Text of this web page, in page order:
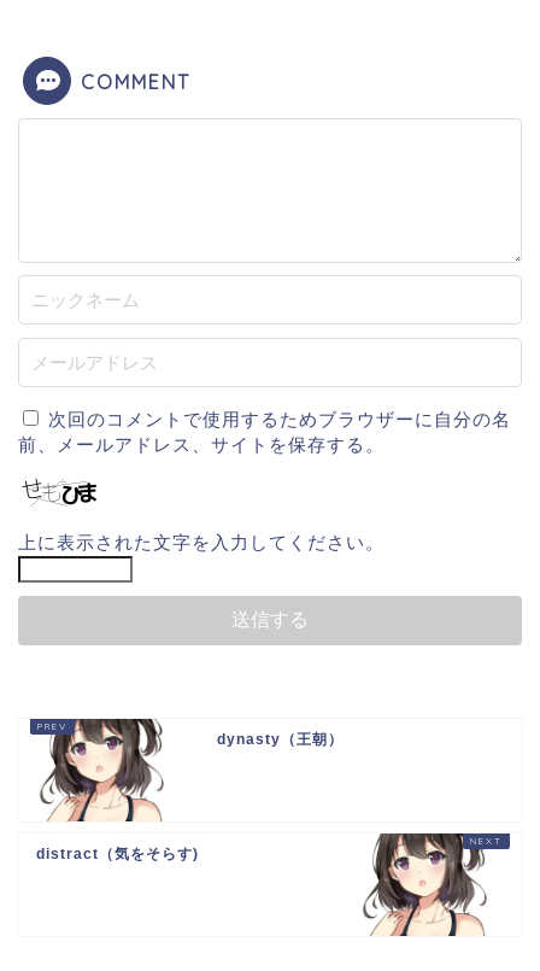
COMMENT
次回のコメントで使用するためブラウザーに自分の名
前、メールアドレス、サイトを保存する。
上に表示された文字を入力してください。
dynasty（王朝）
distract（気をそらす)